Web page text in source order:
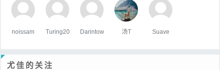
noissam Turing20 Darintow 汤T Suave
尤佳的关注